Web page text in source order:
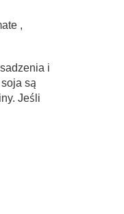
,
i
są
Jeśli